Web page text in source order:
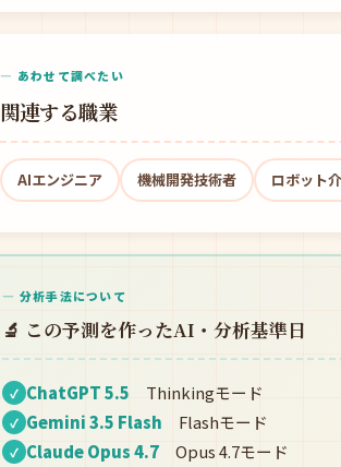
— あわせて調べたい
関連する職業
AIエンジニア 機械開発技術者 ロボット
— 分析手法について
🔬 この予測を作ったAI・分析基準日
✓ ChatGPT 5.5 Thinkingモード
✓ Gemini 3.5 Flash Flashモード
✓ Claude Opus 4.7 Opus 4.7モード